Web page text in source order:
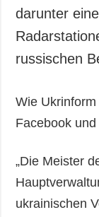
darunter
russischen
Wie
Facebook
„Die Meister
ukrainischen